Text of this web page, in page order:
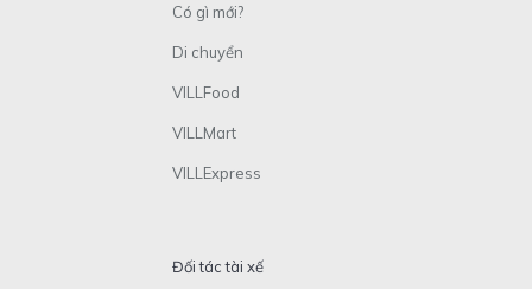
Có gì mới?
Di chuyển
VILLFood
VILLMart
VILLExpress
Đối tác tài xế